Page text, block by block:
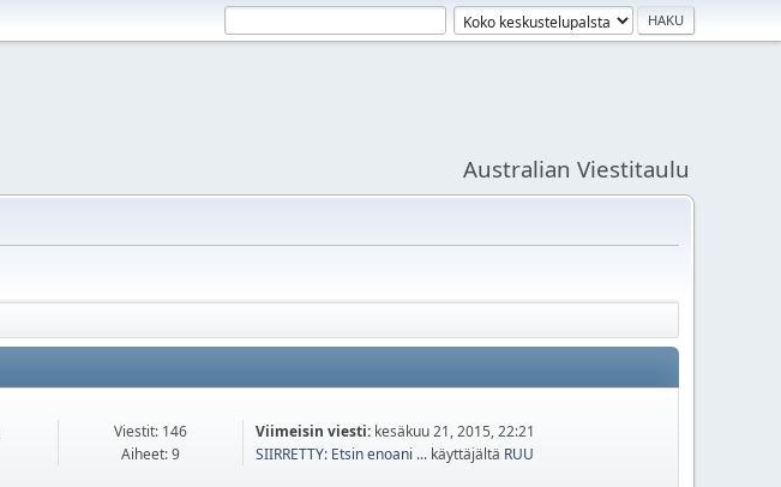
Australian Viestitaulu
Viestit: 146
Aiheet: 9
Viimeisin viesti: kesäkuu 21, 2015, 22:21
SIIRRETTY: Etsin enoani ... käyttäjältä RUU